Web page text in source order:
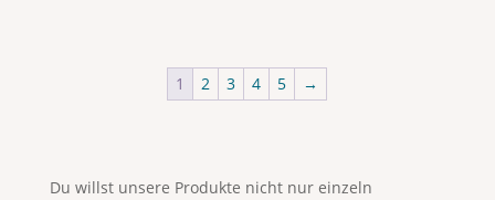
1 2 3 4 5 →
Du willst unsere Produkte nicht nur einzeln